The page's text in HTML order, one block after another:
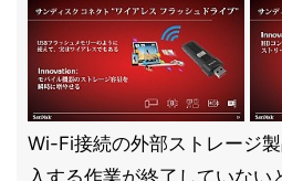
Wi-Fi接続の外部ストレージ
入する作業が終了していない